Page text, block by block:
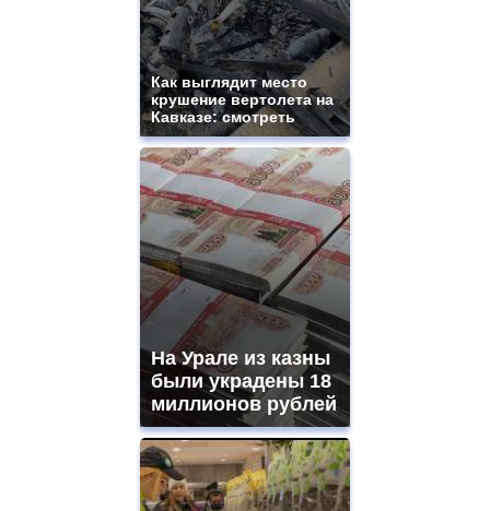
Как выглядит место
крушение вертолета на
Кавказе: смотреть
На Урале из казны
были украдены 18
миллионов рублей